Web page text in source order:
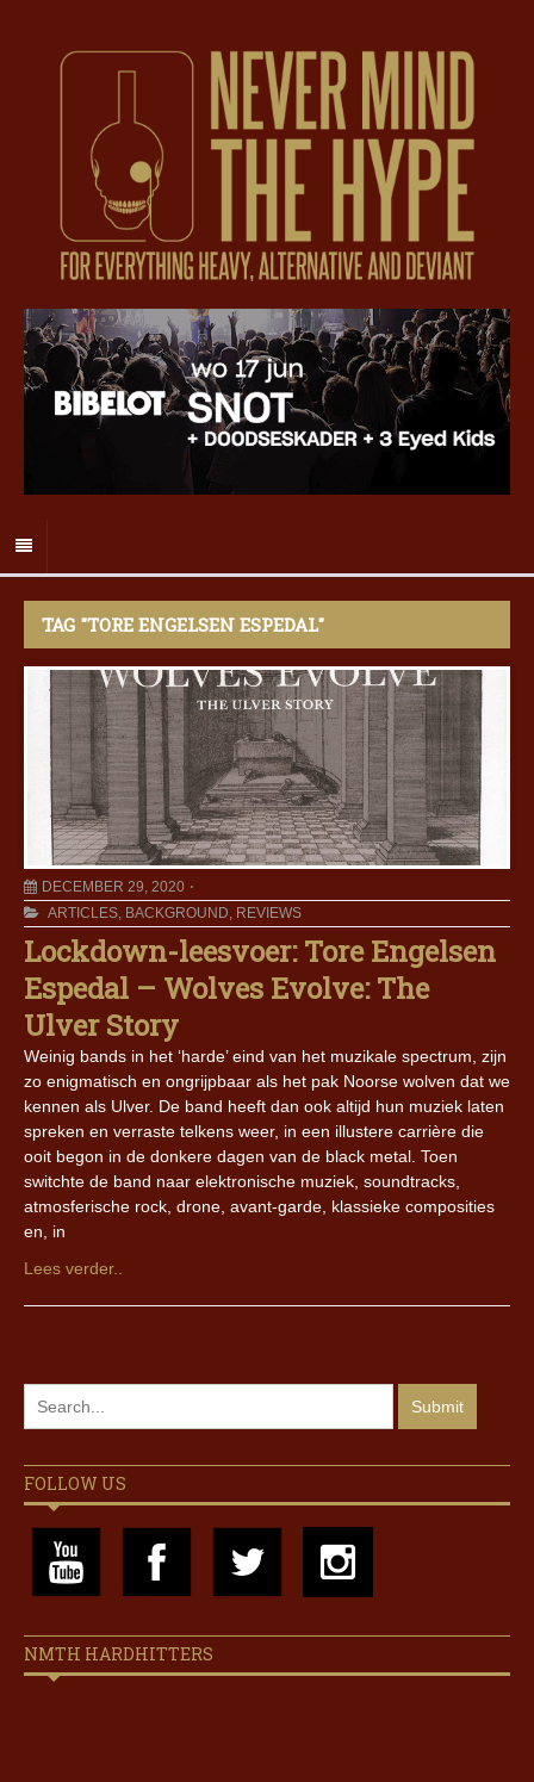
TAG "TORE ENGELSEN ESPEDAL"
DECEMBER 29, 2020
ARTICLES, BACKGROUND, REVIEWS
Lockdown-leesvoer: Tore Engelsen
Espedal – Wolves Evolve: The
Ulver Story
Weinig bands in het ‘harde’ eind van het muzikale spectrum, zijn
zo enigmatisch en ongrijpbaar als het pak Noorse wolven dat we
kennen als Ulver. De band heeft dan ook altijd hun muziek laten
spreken en verraste telkens weer, in een illustere carrière die
ooit begon in de donkere dagen van de black metal. Toen
switchte de band naar elektronische muziek, soundtracks,
atmosferische rock, drone, avant-garde, klassieke composities
en, in
Lees verder..
FOLLOW US
NMTH HARDHITTERS